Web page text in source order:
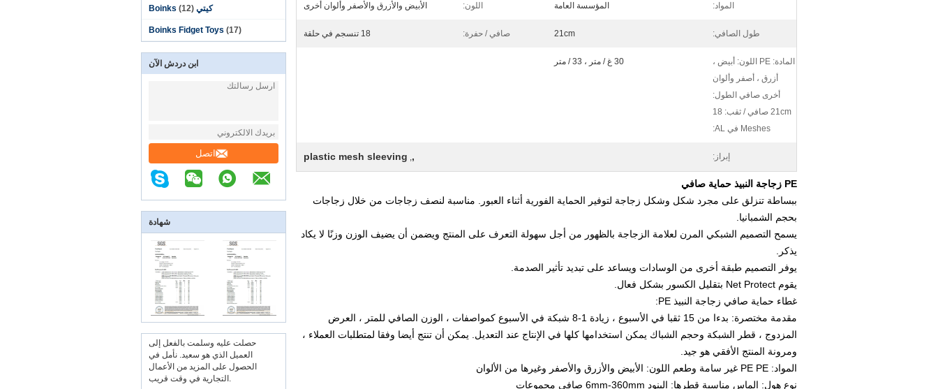
كيتي Boinks (12)
Boinks Fidget Toys (17)
ابن دردش الآن
اتصل
شهادة
حصلت عليه وسلمت بالفعل إلى
العميل الذي هو سعيد. نأمل في
الحصول على المزيد من الأعمال
التجارية في وقت قريب.
المواد: المؤسسة العامة اللون: الأبيض والأزرق والأصفر وألوان أخرى
طول الصافي: 21cm صافي / حفرة: 18 تنسجم في حلقة
المادة: PE اللون: أبيض ،
أزرق ، أصفر وألوان
أخرى صافي الطول:
21cm صافي / ثقب: 18
Meshes في AL:
30 غ / متر ، 33 / متر
إبراز: ,
,
plastic mesh sleeving
PE زجاجة النبيذ حماية صافي
ببساطة تنزلق على مجرد شكل وشكل زجاجة لتوفير الحماية الفورية أثناء العبور.
مناسبة لنصف زجاجات من خلال زجاجات
بحجم الشمبانيا.
يسمح التصميم الشبكي المرن لعلامة الزجاجة بالظهور من أجل سهولة التعرف على المنتج ويضمن أن يضيف الوزن وزنًا لا يكاد
يذكر.
يوفر التصميم طبقة أخرى من الوسادات ويساعد على تبديد تأثير الصدمة.
يقوم Net Protect بتقليل الكسور بشكل فعال.
غطاء حماية صافي زجاجة النبيذ PE:
مقدمة مختصرة: بدءا من 15 ثقبا في الأسبوع ، زيادة 1-8 شبكة في الأسبوع كمواصفات ، الوزن الصافي للمتر ، العرض
المزدوج ، قطر الشبكة وحجم الشباك يمكن استخدامها كلها في الإنتاج عند التعديل.
يمكن أن تنتج أيضا وفقا لمتطلبات العملاء ،
ومرونة المنتج الأفقي هو جيد.
المواد: PE PE غير سامة وطعم اللون: الأبيض والأزرق والأصفر وغيرها من الألوان
نوع هول: الماس مناسبة قطرها: البنود 6mm-360mm صافي مجموعات